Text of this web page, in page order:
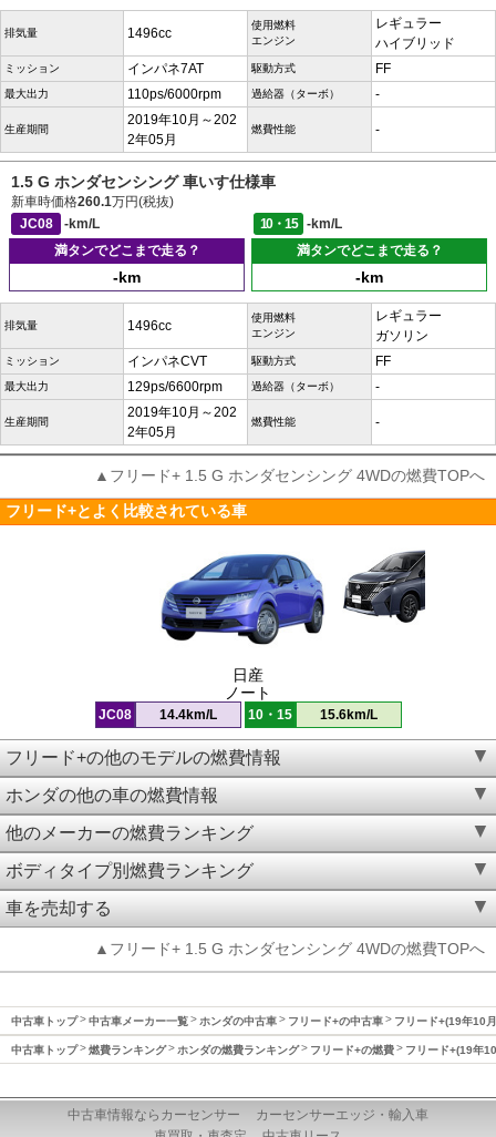
排気量 1496cc
使用燃料
エンジン
レギュラー
ハイブリッド
ミッション インパネ7AT 駆動方式 FF
最大出力 110ps/6000rpm 過給器（ターボ） -
生産期間
2019年10月～202
2年05月
燃費性能 -
1.5 G ホンダセンシング 車いす仕様車
新車時価格260.1万円(税抜)
JC08
-km/L 10・15
-km/L
満タンでどこまで走る？
-km
満タンでどこまで走る？
-km
排気量 1496cc
使用燃料
エンジン
レギュラー
ガソリン
ミッション インパネCVT 駆動方式 FF
最大出力 129ps/6600rpm 過給器（ターボ） -
生産期間
2019年10月～202
2年05月
燃費性能 -
▲フリード+ 1.5 G ホンダセンシング 4WDの燃費TOPへ
フリード+とよく比較されている車
日産
ノート
JC08 14.4km/L 10・15 15.6km/L
フリード+の他のモデルの燃費情報
ホンダの他の車の燃費情報
他のメーカーの燃費ランキング
ボディタイプ別燃費ランキング
車を売却する
▲フリード+ 1.5 G ホンダセンシング 4WDの燃費TOPへ
中古車トップ 中古車メーカー一覧 ホンダの中古車 フリード+の中古車 フリード+(19年10
中古車トップ 燃費ランキング ホンダの燃費ランキング フリード+の燃費 フリード+(19年
中古車情報ならカーセンサー
カーセンサーエッジ・輸入車